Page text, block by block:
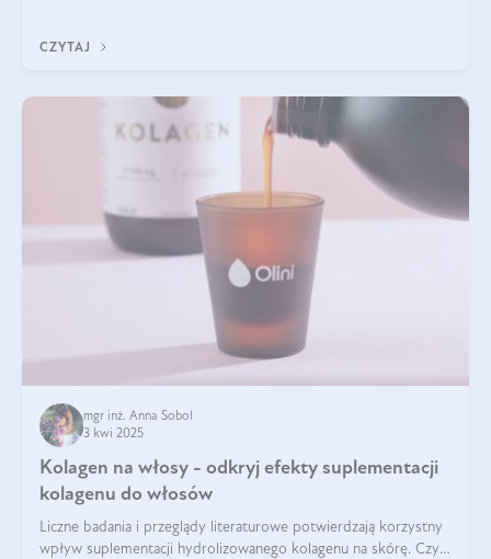
CZYTAJ
mgr inż. Anna Sobol
3 kwi 2025
Kolagen na włosy - odkryj efekty suplementacji
kolagenu do włosów
Liczne badania i przeglądy literaturowe potwierdzają korzystny
wpływ suplementacji hydrolizowanego kolagenu na skórę. Czy